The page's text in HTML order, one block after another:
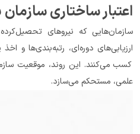
ساختاری سازمان با
مستحکم می‌سازد.